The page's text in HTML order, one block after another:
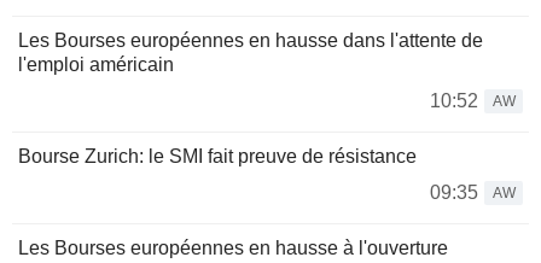
Les Bourses européennes en hausse dans l'attente de
l'emploi américain
10:52
AW
Bourse Zurich: le SMI fait preuve de résistance
09:35
AW
Les Bourses européennes en hausse à l'ouverture